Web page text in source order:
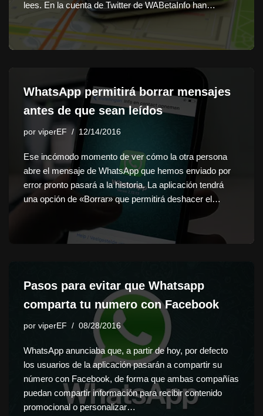
lees. En la cuenta de Twitter de WABetaInfo han…
WhatsApp permitirá borrar mensajes
antes de que sean leídos
por viperEF 12/14/2016
Ese incómodo momento de ver cómo la otra persona
abre el mensaje de WhatsApp que hemos enviado por
error pronto pasará a la historia. La aplicación tendrá
una opción de «Borrar» que permitirá deshacer el…
Pasos para evitar que Whatsapp
comparta tu numero con Facebook
por viperEF 08/28/2016
WhatsApp anunciaba que, a partir de hoy, por defecto
los usuarios de la aplicación pasarán a compartir su
número con Facebook, de forma que ambas compañías
puedan compartir información para recibir contenido
promocional o personalizar…